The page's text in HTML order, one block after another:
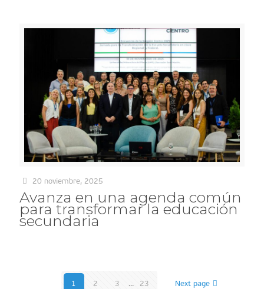
20 noviembre, 2025
Avanza en una agenda común
para transformar la educación
secundaria
1 2 3 ... 23 Next page